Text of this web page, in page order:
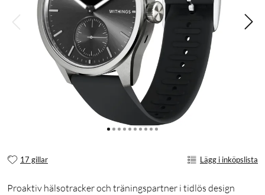
17 gillar Lägg i inköpslista
Proaktiv hälsotracker och träningspartner i tidlös design